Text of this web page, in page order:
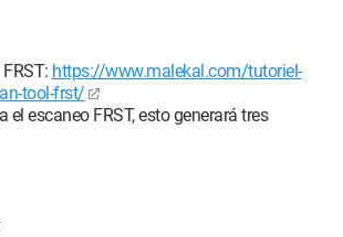
https://www.malekal.com/tutoriel-
tool-frst/
el escaneo FRST, esto generará tres